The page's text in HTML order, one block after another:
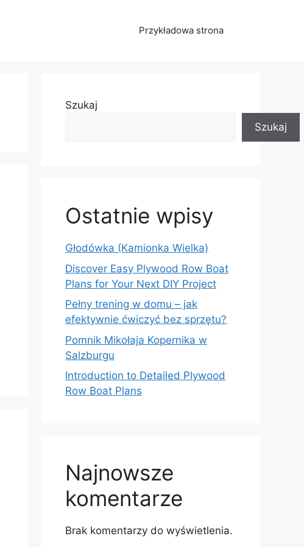
Przykładowa strona
Szukaj
Szukaj
Ostatnie wpisy
Głodówka (Kamionka Wielka)
Discover Easy Plywood Row Boat
Plans for Your Next DIY Project
Pełny trening w domu – jak
efektywnie ćwiczyć bez sprzętu?
Pomnik Mikołaja Kopernika w
Salzburgu
Introduction to Detailed Plywood
Row Boat Plans
Najnowsze
komentarze
Brak komentarzy do wyświetlenia.